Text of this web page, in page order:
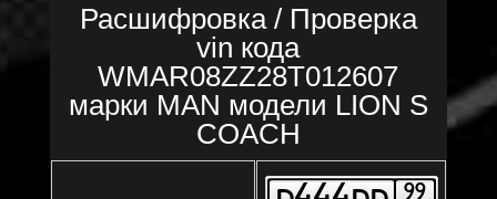
Расшифровка / Проверка
vin кода
WMAR08ZZ28T012607
марки MAN модели LION S
COACH